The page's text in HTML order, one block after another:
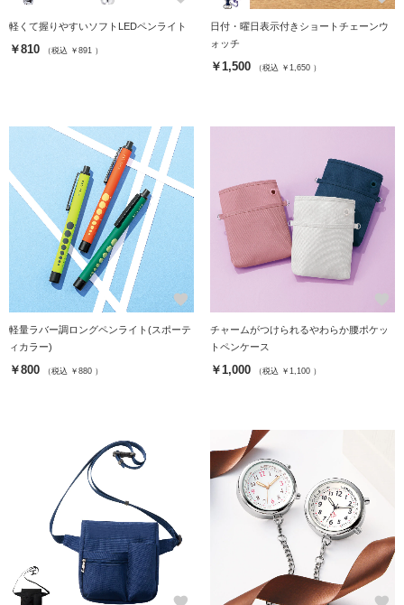
軽くて握りやすいソフトLEDペンライト
￥810 （税込 ￥891 ）
日付・曜日表示付きショートチェーンウ
ォッチ
￥1,500 （税込 ￥1,650 ）
favorite
軽量ラバー調ロングペンライト(スポーテ
ィカラー)
￥800 （税込 ￥880 ）
チャームがつけられるやわらか腰ポケッ
トペンケース
￥1,000 （税込 ￥1,100 ）